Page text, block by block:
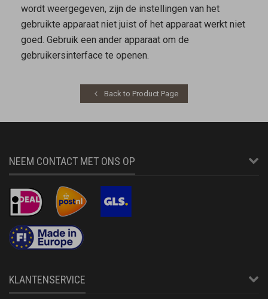
wordt weergegeven, zijn de instellingen van het
gebruikte apparaat niet juist of het apparaat werkt niet
goed. Gebruik een ander apparaat om de
gebruikersinterface te openen.
Back to Product Page
NEEM CONTACT MET ONS OP
KLANTENSERVICE